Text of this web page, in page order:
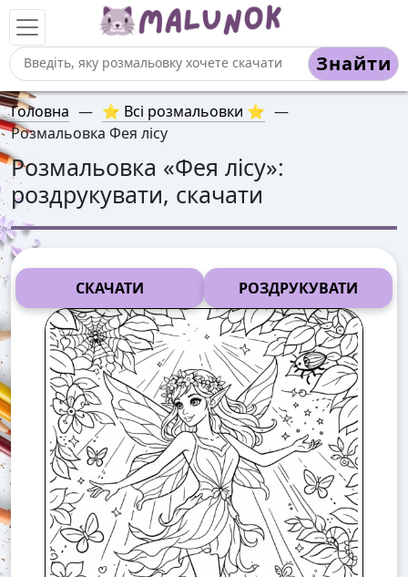
Знайти
Головна — ⭐ Всі розмальовки ⭐ —
Розмальовка Фея лісу
Розмальовка «Фея лісу»:
роздрукувати, скачати
СКАЧАТИ РОЗДРУКУВАТИ